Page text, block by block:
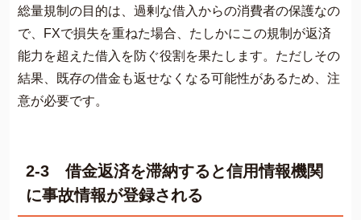
総量規制の目的は、過剰な借入からの消費者の保護なの
で、FXで損失を重ねた場合、たしかにこの規制が返済
能力を超えた借入を防ぐ役割を果たします。ただしその
結果、既存の借金も返せなくなる可能性があるため、注
意が必要です。
2-3 借金返済を滞納すると信用情報機関
に事故情報が登録される